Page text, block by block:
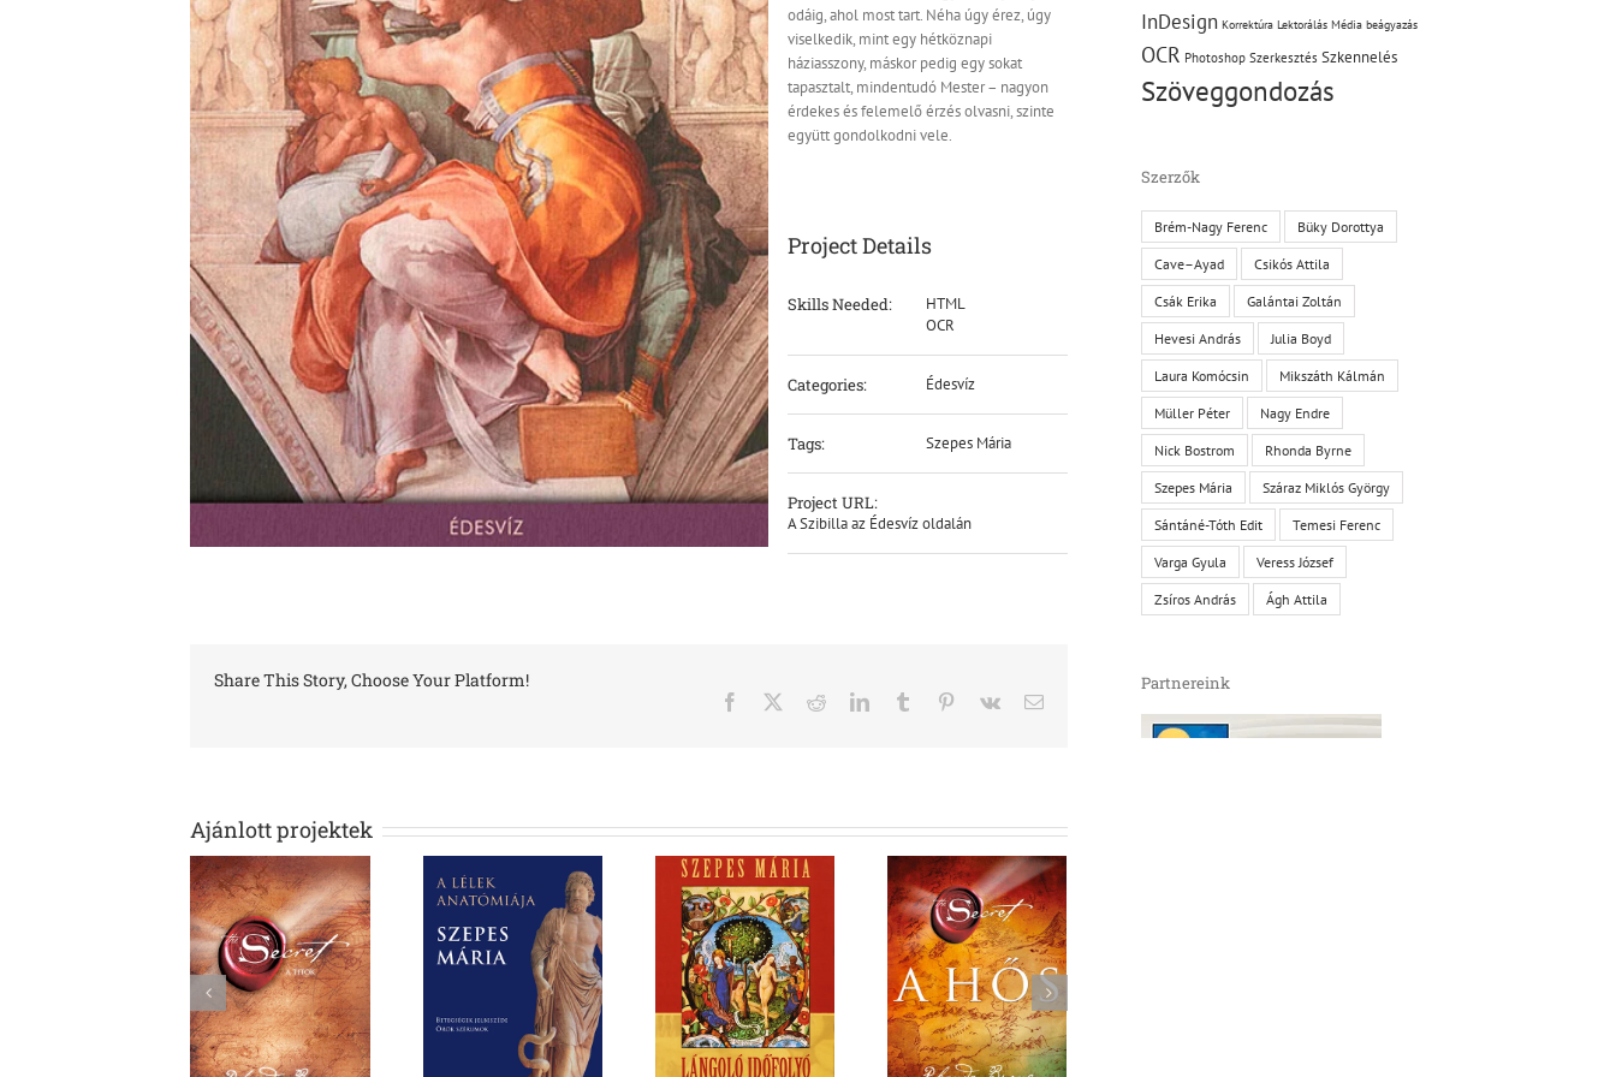
odáig, ahol most tart. Néha úgy érez, úgy
viselkedik, mint egy hétköznapi
háziasszony, máskor pedig egy sokat
tapasztalt, mindentudó Mester – nagyon
érdekes és felemelő érzés olvasni, szinte
együtt gondolkodni vele.
Project Details
Skills Needed:
HTML
OCR
Categories: Édesvíz
Tags: Szepes Mária
Project URL:
A Szibilla az Édesvíz oldalán
Share This Story, Choose Your Platform!
Facebook RedditLinkedInTumblr Pinterest
Vk Email:
Ajánlott projektek
A lélek
anatómiája
Lángoló időfolyó A hős A varázslat
InDesign Korrektúra Lektorálás Média beágyazás
OCR Photoshop Szerkesztés Szkennelés
Szöveggondozás
Szerzők
Brém-Nagy Ferenc Büky Dorottya
Cave–Ayad Csikós Attila
Csák Erika Galántai Zoltán
Hevesi András Julia Boyd
Laura Komócsin Mikszáth Kálmán
Müller Péter Nagy Endre
Nick Bostrom Rhonda Byrne
Szepes Mária Száraz Miklós György
Sántáné-Tóth Edit Temesi Ferenc
Varga Gyula Veress József
Zsíros András Ágh Attila
Partnereink